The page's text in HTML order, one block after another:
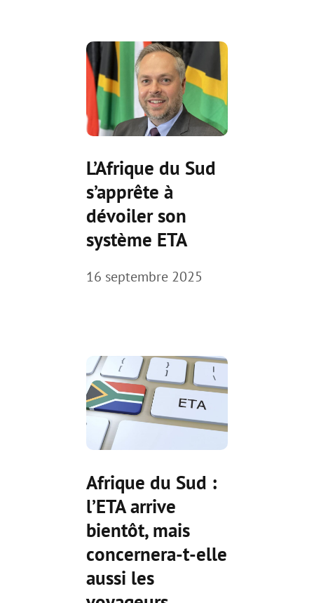
L’Afrique du Sud
s’apprête à
dévoiler son
système ETA
16 septembre 2025
Afrique du Sud :
l’ETA arrive
bientôt, mais
concernera-t-elle
aussi les